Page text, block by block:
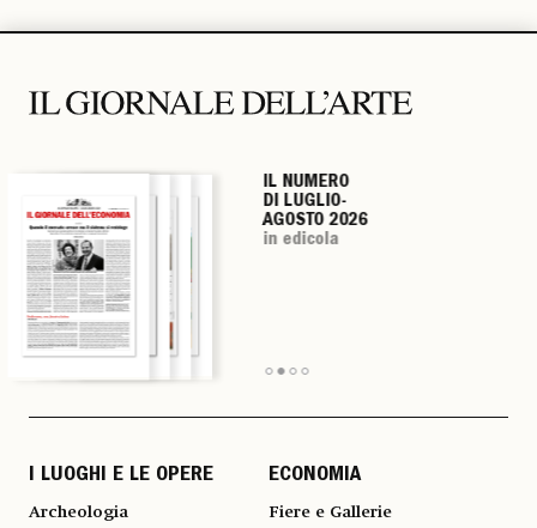
IL NUMERO
DI LUGLIO-
AGOSTO 2026
in edicola
IL NUMERO
DI LUGLIO-
AGOSTO 2026
in edicola
IL NUMERO
DI LUGLIO-
AGOSTO 2026
in edicola
IL NUMERO
DI LUGLIO-
AGOSTO 2026
in edicola
I LUOGHI E LE OPERE
Archeologia
ECONOMIA
Fiere e Gallerie